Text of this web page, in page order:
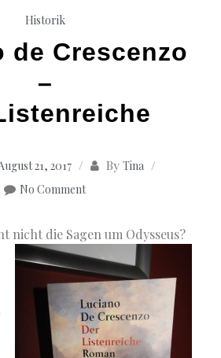
Historik
de Crescenzo
–
21, 2017 By Tina
No Comment
nicht die Sagen um Odysseus?